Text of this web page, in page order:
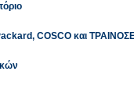
COSCO και